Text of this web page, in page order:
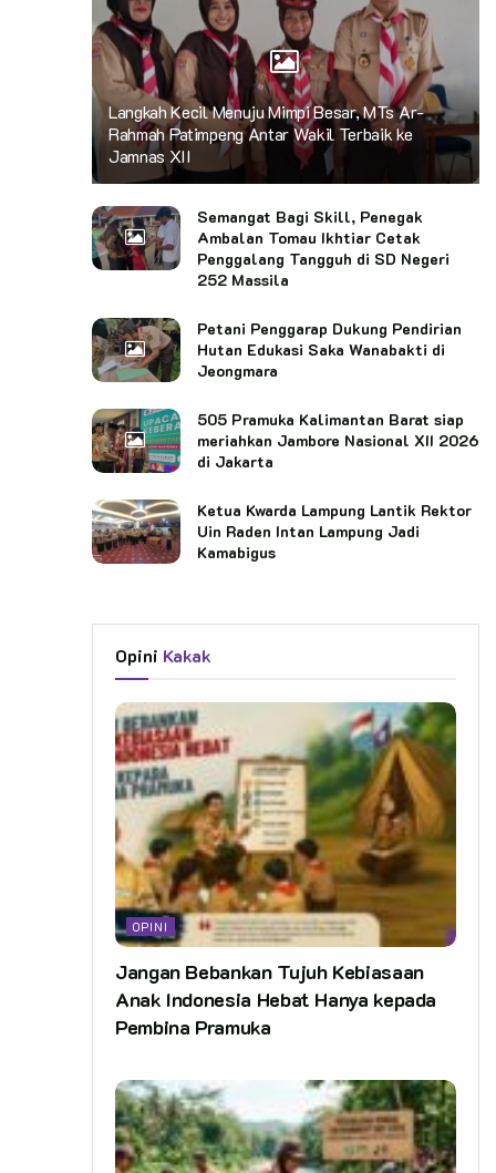
Langkah Kecil Menuju Mimpi Besar, MTs Ar-
Rahmah Patimpeng Antar Wakil Terbaik ke
Jamnas XII
Semangat Bagi Skill, Penegak
Ambalan Tomau Ikhtiar Cetak
Penggalang Tangguh di SD Negeri
252 Massila
Petani Penggarap Dukung Pendirian
Hutan Edukasi Saka Wanabakti di
Jeongmara
505 Pramuka Kalimantan Barat siap
meriahkan Jambore Nasional XII 2026
di Jakarta
Ketua Kwarda Lampung Lantik Rektor
Uin Raden Intan Lampung Jadi
Kamabigus
Opini Kakak
OPINI
Jangan Bebankan Tujuh Kebiasaan
Anak Indonesia Hebat Hanya kepada
Pembina Pramuka